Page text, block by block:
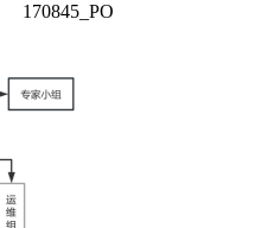
170845_PO